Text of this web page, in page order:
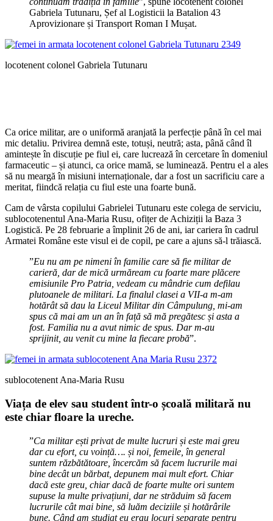
Gabriela Tutunaru, Șef al Logisticii la Batalion 43
Aprovizionare și Transport Roman I Mușat.
locotenent colonel Gabriela Tutunaru
Ca orice militar, are o uniformă aranjată la perfecție până în cel mai
mic detaliu. Privirea demnă este, totuși, neutră; asta, până când îl
amintește în discuție pe fiul ei, care lucrează în cercetare în domeniul
farmaceutic – și atunci, ca orice mamă, se luminează. Pentru el a ales
să nu meargă în misiuni internaționale, dar a fost un sacrificiu care a
meritat, fiindcă relația cu fiul este una foarte bună.
Cam de vârsta copilului Gabrielei Tutunaru este colega de serviciu,
sublocotenentul Ana-Maria Rusu, ofițer de Achiziții la Baza 3
Logistică. Pe 28 februarie a împlinit 26 de ani, iar cariera în cadrul
Armatei Române este visul ei de copil, pe care a ajuns să-l trăiască.
”Eu nu am pe nimeni în familie care să fie militar de
carieră, dar de mică urmăream cu foarte mare plăcere
emisiunile Pro Patria, vedeam cu mândrie cum defilau
plutoanele de militari. La finalul clasei a VII-a m-am
hotărât să dau la Liceul Militar din Câmpulung, mi-am
spus că mai am un an în față să mă pregătesc și asta a
fost. Familia nu a avut nimic de spus. Dar m-au
sprijinit, au venit cu mine la fiecare probă”.
sublocotenent Ana-Maria Rusu
Viața de elev sau student într-o școală militară nu
este chiar floare la ureche.
”Ca militar ești privat de multe lucruri și este mai greu
dar cu efort, cu voință…. și noi, femeile, în general
suntem răzbătătoare, încercăm să facem lucrurile mai
bine decât un bărbat, depunem mai mult efort. Chiar
dacă este greu, chiar dacă de foarte multe ori suntem
supuse la multe privațiuni, dar ne străduim să facem
lucrurile cât mai bine, să luăm deciziile și hotărârile
bune. Când am studiat eu erau locuri separate pentru